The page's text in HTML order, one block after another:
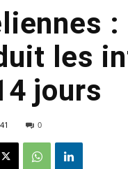
les
jours
0